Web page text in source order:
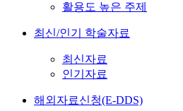
활용도 높은 주제
최신/인기 학술자료
최신자료
인기자료
해외자료신청(E-DDS)